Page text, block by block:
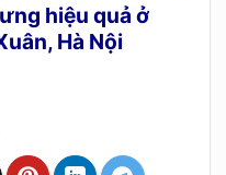
hiệu quả ở
Hà Nội